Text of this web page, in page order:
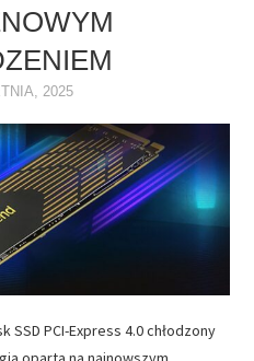
2025
SSD PCI-Express 4.0 chłodzony